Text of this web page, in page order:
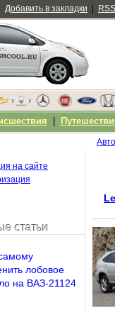
на сайте
пароль?
статьи
лобовое
на ВАЗ-21124
Добавить в закладки